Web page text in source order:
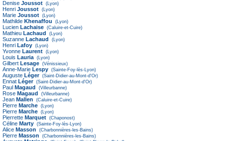
Denise Joussot (Lyon)
Henri Joussot (Lyon)
Marie Joussot (Lyon)
Mathilde Khenaffou (Lyon)
Lucien Lachaise (Caluire-et-Cuire)
Mathieu Lachaud (Lyon)
Suzanne Lachaud (Lyon)
Henri Lafoy (Lyon)
Yvonne Laurent (Lyon)
Louis Lauria (Lyon)
Gilbert Lesage (Vénissieux)
Anne-Marie Lespy (Sainte-Foy-lès-Lyon)
Auguste Léger (Saint-Didier-au-Mont-d'Or)
Ennat Léger (Saint-Didier-au-Mont-d'Or)
Paul Magaud (Villeurbanne)
Rose Magaud (Villeurbanne)
Jean Mallen (Caluire-et-Cuire)
Pierre Marche (Lyon)
Pierre Marche (Lyon)
Pierrette Marquet (Chaponost)
Céline Marty (Sainte-Foy-lès-Lyon)
Alice Masson (Charbonnières-les-Bains)
Pierre Masson (Charbonnières-les-Bains)